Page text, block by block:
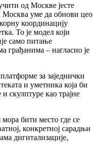
од Москве јесте
Москва уме да обнови цео
координацију
То је модел који
само питање
грађанима – нагласио је
за заједнички
и уметника која би
скулптуре као трајне
бити место где се
конкретној сарадњи
дигитализације,